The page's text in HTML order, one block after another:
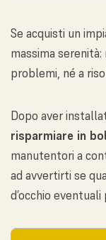
Se acquisti un
massima
problemi, né a
Dopo aver
risparmiare in
manutentori a
ad avvertirti se
d’occhio